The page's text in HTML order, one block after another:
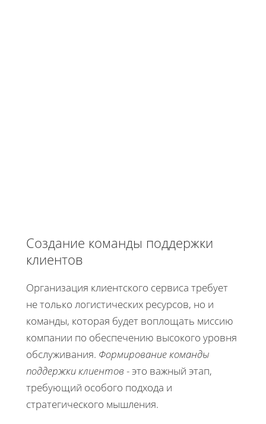
Создание команды поддержки
клиентов
Организация клиентского сервиса требует
не только логистических ресурсов, но и
команды, которая будет воплощать миссию
компании по обеспечению высокого уровня
обслуживания. Формирование команды
поддержки клиентов - это важный этап,
требующий особого подхода и
стратегического мышления.